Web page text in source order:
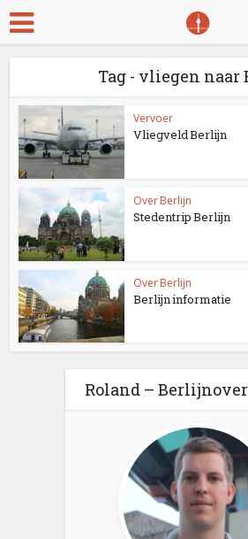
Tag - vliegen naar
Vervoer
Vliegveld Berlijn
Over Berlijn
Stedentrip Berlijn
Over Berlijn
Berlijn informatie
Roland –